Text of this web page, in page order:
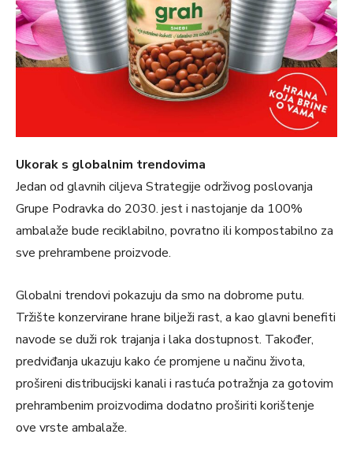
Ukorak s globalnim trendovima
Jedan od glavnih ciljeva Strategije održivog poslovanja
Grupe Podravka do 2030. jest i nastojanje da 100%
ambalaže bude reciklabilno, povratno ili kompostabilno za
sve prehrambene proizvode.
Globalni trendovi pokazuju da smo na dobrome putu.
Tržište konzervirane hrane bilježi rast, a kao glavni benefiti
navode se duži rok trajanja i laka dostupnost. Također,
predviđanja ukazuju kako će promjene u načinu života,
prošireni distribucijski kanali i rastuća potražnja za gotovim
prehrambenim proizvodima dodatno proširiti korištenje
ove vrste ambalaže.